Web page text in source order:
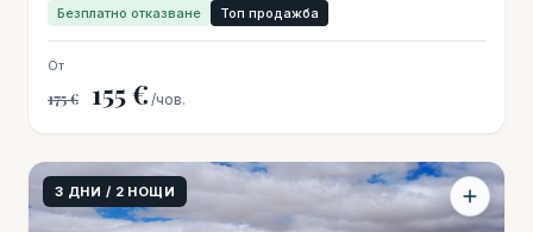
Безплатно отказване Топ продажба
От
175 € 155 € /чов.
3 ДНИ / 2 НОЩИ